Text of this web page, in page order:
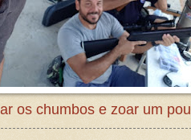
os chumbos e zoar um